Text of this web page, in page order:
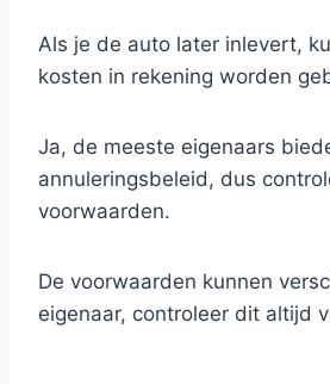
Als je de auto later inlevert,
kosten in rekening worden
Ja, de meeste eigenaars
annuleringsbeleid, dus
voorwaarden.
De voorwaarden kunnen
eigenaar, controleer dit altijd